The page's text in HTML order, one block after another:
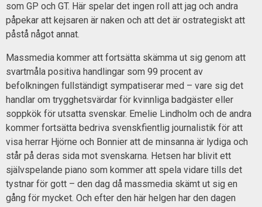
som GP och GT. Här spelar det ingen roll att jag och andra
påpekar att kejsaren är naken och att det är ostrategiskt att
påstå något annat.
Massmedia kommer att fortsätta skämma ut sig genom att
svartmåla positiva handlingar som 99 procent av
befolkningen fullständigt sympatiserar med – vare sig det
handlar om trygghetsvärdar för kvinnliga badgäster eller
soppkök för utsatta svenskar. Emelie Lindholm och de andra
kommer fortsätta bedriva svenskfientlig journalistik för att
visa herrar Hjörne och Bonnier att de minsanna är lydiga och
står på deras sida mot svenskarna. Hetsen har blivit ett
självspelande piano som kommer att spela vidare tills det
tystnar för gott – den dag då massmedia skämt ut sig en
gång för mycket. Och efter den här helgen har den dagen